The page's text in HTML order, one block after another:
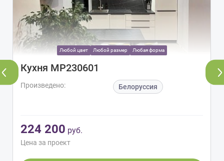
Любой цвет Любой размер Любая форма
Кухня МР230601
Произведено: Белоруссия
224 200 руб.
Цена за проект